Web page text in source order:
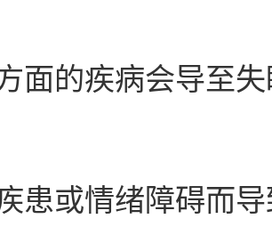
面的疾病会导至
患或情绪障碍而